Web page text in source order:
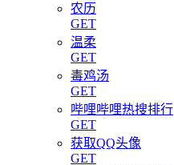
农历
GET
温柔
GET
毒鸡汤
GET
哔哩哔哩热搜排行
GET
获取QQ头像
GET